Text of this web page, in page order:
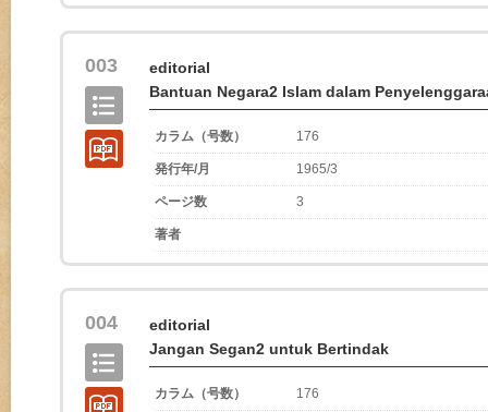
003
editorial
Bantuan Negara2 Islam dalam
カラム（号数） 176
発行年/月 1965/3
ページ数 3
著者
004
editorial
Jangan Segan2 untuk Bertindak
カラム（号数） 176